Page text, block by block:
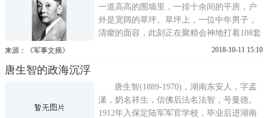
的只有十二人。在这十二个
一道高高的围墙里，一排十余间的平房，户
外是宽阔的草坪。草坪上，一位中年男子，
清癯的面容，此刻正在聚精会神地打着108套
路的陈氏太极拳。拳打完了，他拿出手帕，
他站下来凝视着。忽然长长地叹口气:啊!时光
真快，我已进来
来源：《军事文摘》 2018-10-11 15:10
唐生智的政海沉浮
唐生智(1889-1970)，湖南东安人，字孟
潇，奶名祥生，信佛后法名法智，号曼德。
1912年入保定陆军军官学校，毕业后进湖南